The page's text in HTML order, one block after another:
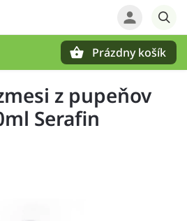
Prázdny košík
z pupeňov
Serafin